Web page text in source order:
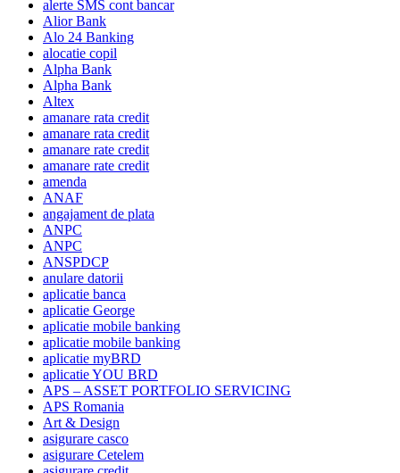
alerte SMS cont bancar
Alior Bank
Alo 24 Banking
alocatie copil
Alpha Bank
Alpha Bank
Altex
amanare rata credit
amanare rata credit
amanare rate credit
amanare rate credit
amenda
ANAF
angajament de plata
ANPC
ANPC
ANSPDCP
anulare datorii
aplicatie banca
aplicatie George
aplicatie mobile banking
aplicatie mobile banking
aplicatie myBRD
aplicatie YOU BRD
APS – ASSET PORTFOLIO SERVICING
APS Romania
Art & Design
asigurare casco
asigurare Cetelem